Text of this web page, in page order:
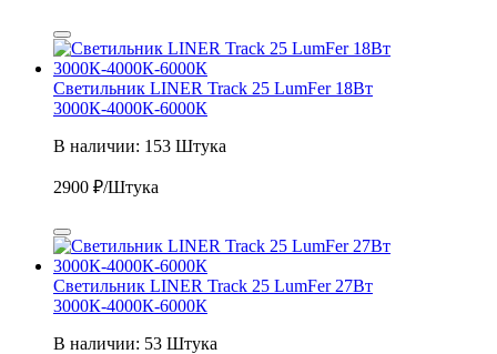
Светильник LINER Track 25 LumFer 18Вт
3000К-4000К-6000К
В наличии: 153 Штука
2900 ₽/Штука
Светильник LINER Track 25 LumFer 27Вт
3000К-4000К-6000К
В наличии: 53 Штука